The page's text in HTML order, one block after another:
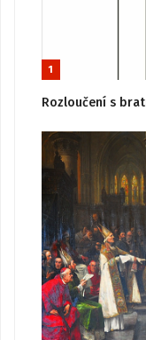
1
Rozloučení s